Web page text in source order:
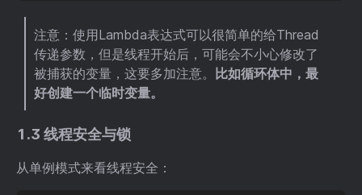
注意：使用Lambda表达式可以很简单的给Thread
传递参数，但是线程开始后，可能会不小心修改了
被捕获的变量，这要多加注意。 比如循环体中，最
好创建一个临时变量。
1.3 线程安全与锁
从单例模式来看线程安全：